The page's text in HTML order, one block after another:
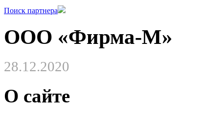
Поиск партнера
ООО «Фирма-М»
28.12.2020
О сайте